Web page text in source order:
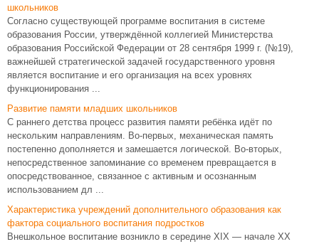
школьников
Согласно существующей программе воспитания в системе
образования России, утверждённой коллегией Министерства
образования Российской Федерации от 28 сентября 1999 г. (№19),
важнейшей стратегической задачей государственного уровня
является воспитание и его организация на всех уровнях
функционирования ...
Развитие памяти младших школьников
С раннего детства процесс развития памяти ребёнка идёт по
нескольким направлениям. Во-первых, механическая память
постепенно дополняется и замешается логической. Во-вторых,
непосредственное запоминание со временем превращается в
опосредствованное, связанное с активным и осознанным
использованием дл ...
Характеристика учреждений дополнительного образования как
фактора социального воспитания подростков
Внешкольное воспитание возникло в середине XIX — начале ХХ